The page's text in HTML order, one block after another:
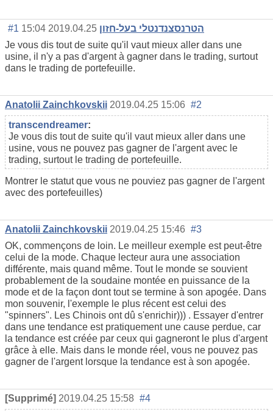
הטרנסצנדנטלי בעל-חזון 2019.04.25 15:04
#1
Je vous dis tout de suite qu'il vaut mieux aller dans une
usine, il n'y a pas d'argent à gagner dans le trading, surtout
dans le trading de portefeuille.
Anatolii Zainchkovskii 2019.04.25 15:06 #2
transcendreamer:
Je vous dis tout de suite qu'il vaut mieux aller dans une
usine, vous ne pouvez pas gagner de l'argent avec le
trading, surtout le trading de portefeuille.
Montrer le statut que vous ne pouviez pas gagner de l'argent
avec des portefeuilles)
Anatolii Zainchkovskii 2019.04.25 15:46 #3
OK, commençons de loin. Le meilleur exemple est peut-être
celui de la mode. Chaque lecteur aura une association
différente, mais quand même. Tout le monde se souvient
probablement de la soudaine montée en puissance de la
mode et de la façon dont tout se termine à son apogée. Dans
mon souvenir, l'exemple le plus récent est celui des
"spinners". Les Chinois ont dû s'enrichir))) . Essayer d'entrer
dans une tendance est pratiquement une cause perdue, car
la tendance est créée par ceux qui gagneront le plus d'argent
grâce à elle. Mais dans le monde réel, vous ne pouvez pas
gagner de l'argent lorsque la tendance est à son apogée.
[Supprimé] 2019.04.25 15:58 #4